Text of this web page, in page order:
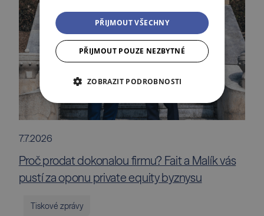
7.7.2026
Proč prodat dokonalou firmu? Fait a Malík vás
pustí za oponu private equity byznysu
Tiskové zprávy
PŘIJMOUT VŠECHNY
PŘIJMOUT POUZE NEZBYTNÉ
ZOBRAZIT PODROBNOSTI